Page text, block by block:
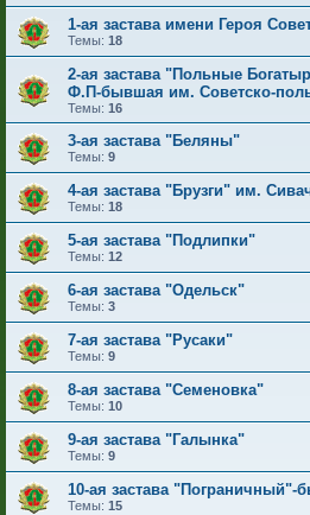
1-ая застава имени Героя
Темы: 18
2-ая застава "Польные
Ф.П-бывшая им. Советско-
Темы: 16
3-ая застава "Беляны"
Темы: 9
4-ая застава "Брузги" им.
Темы: 18
5-ая застава "Подлипки"
Темы: 12
6-ая застава "Одельск"
Темы: 3
7-ая застава "Русаки"
Темы: 9
8-ая застава "Семеновка"
Темы: 10
9-ая застава "Галынка"
Темы: 9
10-ая застава
Темы: 15